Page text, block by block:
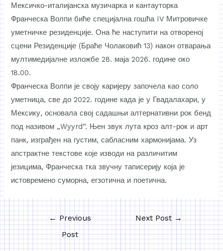
Мексичко-италијанска музичарка и кантауторка
Франческа Волпи биће специјална гошћа IV Митровичке
уметничке резиденције. Она ће наступити на отвореној
сцени Резиденције (Браће Чолаковић 13) након отварања
мултимедијалне изложбе 28. маја 2026. године око
18.00.
Франческа Волпи је своју каријеру започела као соло
уметница, све до 2022. године када је у Гвадалахари, у
Мексику, основала свој садашњи алтернативни рок бенд
под називом „Wyyrd“. Њен звук лута кроз алт-рок и арт
панк, изграђен на густим, сабласним хармонијама. Уз
апстрактне текстове које изводи на различитим
језицима, Франческа тка звучну таписерију која је
истовремено суморна, егзотична и поетична.
←Previous
Post
Next Post→